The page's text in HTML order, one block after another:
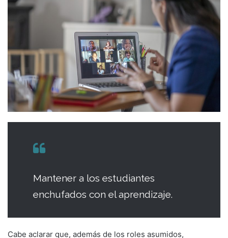
Mantener a los estudiantes
enchufados con el aprendizaje.
Cabe aclarar que, además de los roles asumidos,